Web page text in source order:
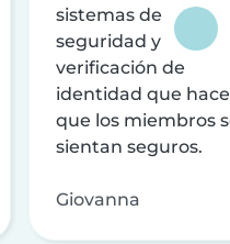
sistemas de
seguridad y
verificación de
identidad que
que los miembros
sientan seguros.
Giovanna